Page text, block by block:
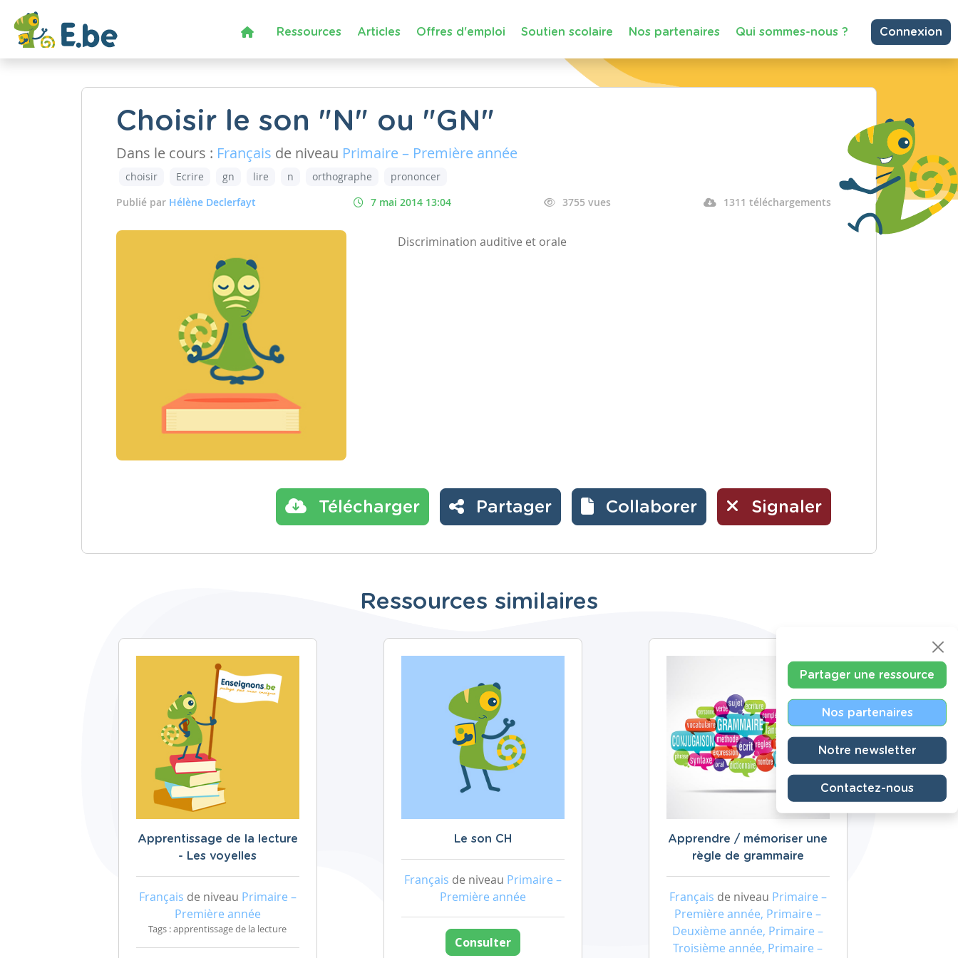
Ressources Articles Offres d'emploi Soutien scolaire Nos partenaires Qui sommes-nous ? Connexion
Choisir le son "N" ou "GN"
Dans le cours : Français de niveau Primaire – Première année
choisir Ecrire gn lire n orthographe
prononcer
Publié par Hélène Declerfayt 7 mai 2014 13:04 3755 vues 1311 téléchargements
Discrimination auditive et orale
Télécharger Partager Collaborer Signaler
Ressources similaires
Apprentissage de la lecture
- Les voyelles
Français de niveau Primaire –
Première année
Tags : apprentissage de la lecture
Le son CH
Français de niveau Primaire –
Première année
Consulter
Apprendre / mémoriser une
règle de grammaire
Français de niveau Primaire –
Première année, Primaire –
Deuxième année, Primaire –
Troisième année, Primaire –
Partager une ressource
Nos partenaires
Notre newsletter
Contactez-nous